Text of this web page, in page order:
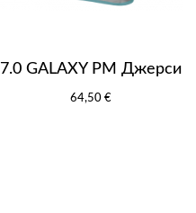
7.0 GALAXY PM Джерси
64,50 €